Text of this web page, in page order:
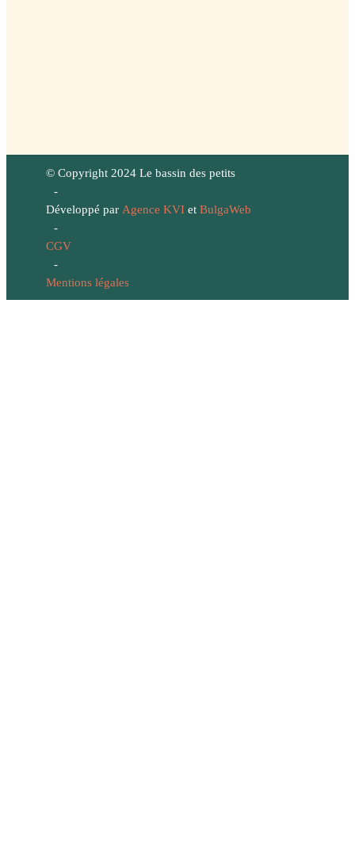
© Copyright 2024 Le bassin des petits
-
Développé par Agence KVIet BulgaWeb
-
CGV
-
Mentions légales